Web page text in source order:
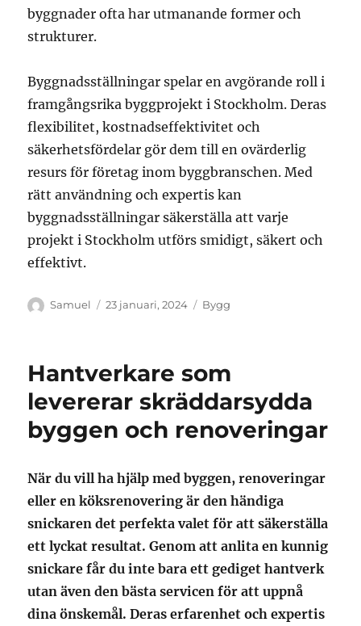
byggnader ofta har utmanande former och
strukturer.
Byggnadsställningar spelar en avgörande roll i
framgångsrika byggprojekt i Stockholm. Deras
flexibilitet, kostnadseffektivitet och
säkerhetsfördelar gör dem till en ovärderlig
resurs för företag inom byggbranschen. Med
rätt användning och expertis kan
byggnadsställningar säkerställa att varje
projekt i Stockholm utförs smidigt, säkert och
effektivt.
Författare
Samuel
Publicerat
23 januari, 2024 Kategorier
Bygg
Hantverkare som
levererar skräddarsydda
byggen och renoveringar
När du vill ha hjälp med byggen, renoveringar
eller en köksrenovering är den händiga
snickaren det perfekta valet för att säkerställa
ett lyckat resultat. Genom att anlita en kunnig
snickare får du inte bara ett gediget hantverk
utan även den bästa servicen för att uppnå
dina önskemål. Deras erfarenhet och expertis